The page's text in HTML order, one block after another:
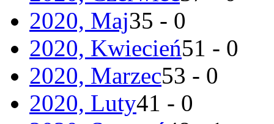
2020, Maj35 - 0
2020, Kwiecień51 - 0
2020, Marzec53 - 0
2020, Luty41 - 0